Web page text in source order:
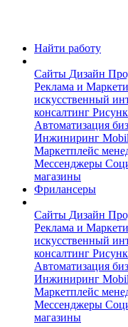
Найти работу
Сайты Дизайн
Реклама и
искусственный
консалтинг
Автоматизация
Инжиниринг
Маркетплейс
Мессенджеры
магазины
Фрилансеры
Сайты Дизайн
Реклама и
искусственный
консалтинг
Автоматизация
Инжиниринг
Маркетплейс
Мессенджеры
магазины